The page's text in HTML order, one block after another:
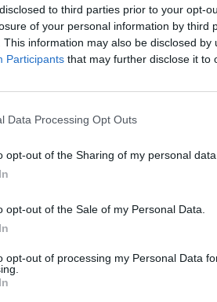
to third parties prior to your opt-
of your personal information by third
This information may also be disclosed
Participants that may further disclose it to
Data Processing Opt Outs
opt-out of the Sharing of my personal data.
opt-out of the Sale of my Personal Data.
opt-out of processing my Personal Data
ad
przecenił hit do kuchni. Air fryer